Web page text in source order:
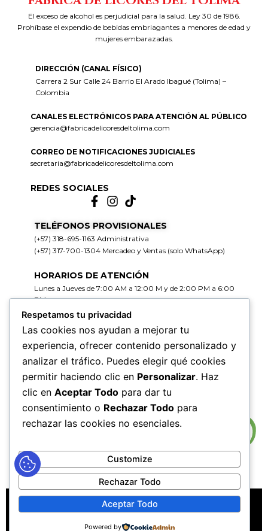
El exceso de alcohol es perjudicial para la salud. Ley 30 de 1986.
Prohíbase el expendio de bebidas embriagantes a menores de edad y
mujeres embarazadas.
DIRECCIÓN (CANAL FÍSICO)
Carrera 2 Sur Calle 24 Barrio El Arado Ibagué (Tolima) –
Colombia
CANALES ELECTRÓNICOS PARA ATENCIÓN AL PÚBLICO
gerencia@fabricadelicoresdeltolima.com
CORREO DE NOTIFICACIONES JUDICIALES
secretaria@fabricadelicoresdeltolima.com
REDES SOCIALES
TELÉFONOS PROVISIONALES
(+57) 318-695-1163 Administrativa
(+57) 317-700-1304 Mercadeo y Ventas (solo WhatsApp)
HORARIOS DE ATENCIÓN
Lunes a Jueves de 7:00 AM a 12:00 M y de 2:00 PM a 6:00
PM
Viernes de 7:00 AM a 12:00 M y de 2:00 PM a 5:00 PM
HORARIOS DE RADICACIÓN DE
CORRESPONDENCIA
Lunes a Jueves de 7:30 AM a 11:30 AM y de 2:00 PM a 5:00
PM
Viernes de 7:30 AM a 11:30 PM y de 2:00 PM a 4:00 PM
MAPA DEL SITIOPOLÍTICAS DE PRIVACIDAD
POLÍTICAS DE DERECHOS DE AUTOR
Respetamos tu privacidad
Las cookies nos ayudan a mejorar tu
experiencia, ofrecer contenido personalizado y
analizar el tráfico. Puedes elegir qué cookies
permitir haciendo clic en Personalizar. Haz
clic en Aceptar Todo para dar tu
consentimiento o Rechazar Todo para
rechazar las cookies no esenciales.
Customize
Rechazar Todo
Aceptar Todo
Powered by